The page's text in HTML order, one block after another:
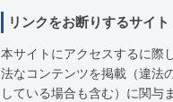
リンクをお断りするサイト
本サイトにアクセスするに際
法なコンテンツを掲載（違法
している場合も含む）に関与